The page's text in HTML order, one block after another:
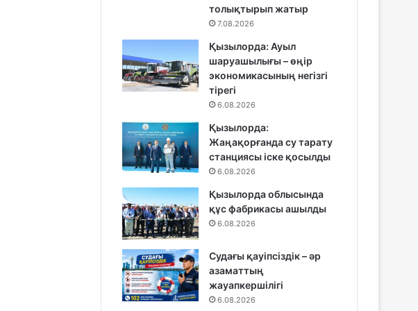
толықтырып жатыр
7.08.2026
Қызылорда: Ауыл
шаруашылығы – өңір
экономикасының негізгі
тірегі
6.08.2026
Қызылорда:
Жаңақорғанда су тарату
станциясы іске қосылды
6.08.2026
Қызылорда облысында
құс фабрикасы ашылды
6.08.2026
Судағы қауіпсіздік – әр
азаматтың
жауапкершілігі
6.08.2026